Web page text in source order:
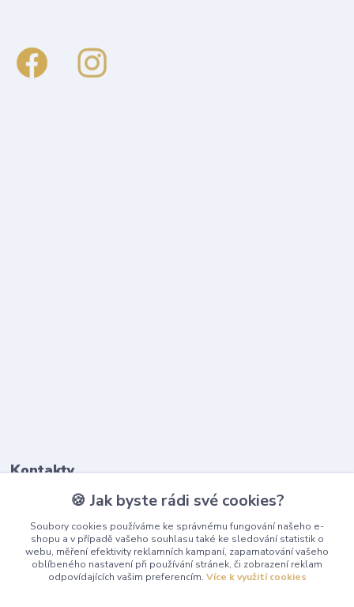
Kontakty
(Po-Pá, 9-17 hod.)
info@playcentrum.cz
🍪 Jak byste rádi své cookies?
Soubory cookies používáme ke správnému fungování našeho e-
shopu a v případě vašeho souhlasu také ke sledování statistik o
webu, měření efektivity reklamních kampaní, zapamatování vašeho
oblíbeného nastavení při používání stránek, či zobrazení reklam
odpovídajících vašim preferencím. Více k využití cookies